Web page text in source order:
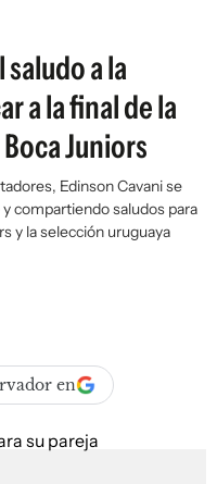
saludo a la
a la final de la
Juniors
Edinson Cavani se
compartiendo saludos para
y la selección uruguaya
en